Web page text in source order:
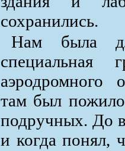
сохранились.
Нам была
специальная
аэродромного
там был
подручных. До
и когда понял,